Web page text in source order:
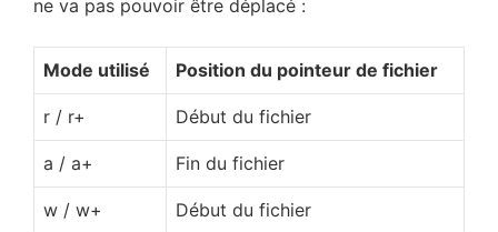
ne va pas pouvoir être déplacé :
Mode utilisé Position du pointeur de fichier
r / r+ Début du fichier
a / a+ Fin du fichier
w / w+ Début du fichier